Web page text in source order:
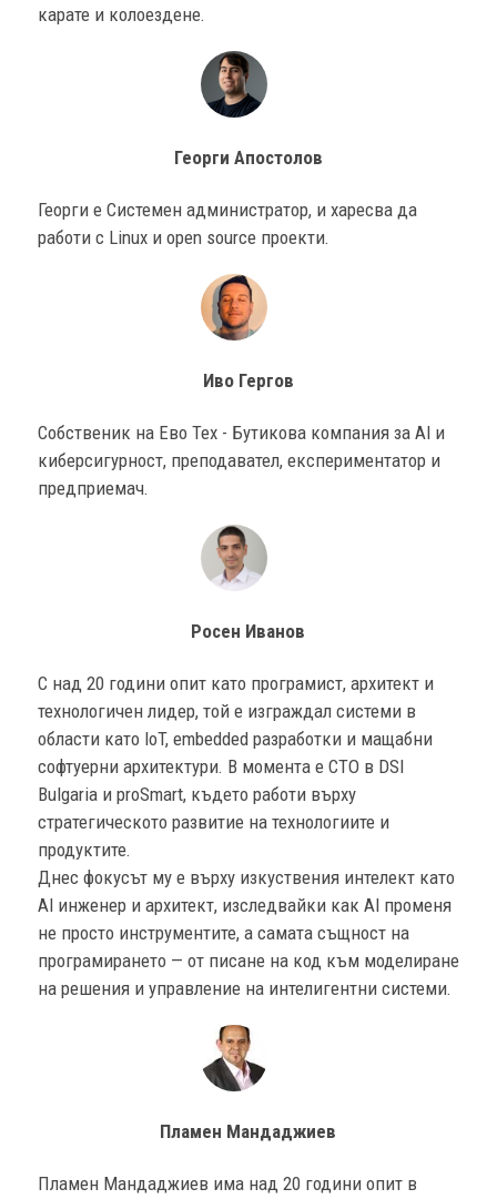
карате и колоездене.
Георги Апостолов
Георги е Системен администратор, и харесва да
работи с Linux и open source проекти.
Иво Гергов
Собственик на Ево Тех - Бутикова компания за AI и
киберсигурност, преподавател, експериментатор и
предприемач.
Росен Иванов
С над 20 години опит като програмист, архитект и
технологичен лидер, той е изграждал системи в
области като IoT, embedded разработки и мащабни
софтуерни архитектури. В момента е CTO в DSI
Bulgaria и proSmart, където работи върху
стратегическото развитие на технологиите и
продуктите.
Днес фокусът му е върху изкуствения интелект като
AI инженер и архитект, изследвайки как AI променя
не просто инструментите, а самата същност на
програмирането — от писане на код към моделиране
на решения и управление на интелигентни системи.
Пламен Мандаджиев
Пламен Мандаджиев има над 20 години опит в